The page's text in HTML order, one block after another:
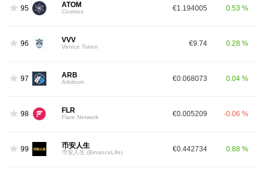
95 ATOM
Cosmos €1.194005 0.53 %
96 VVV
Venice Token €9.74 0.28 %
97 ARB
Arbitrum €0.068073 0.04 %
98 FLR
Flare Network €0.005209 -0.06 %
99 币安人生
币安人生 (BinanceLife) €0.442734 0.88 %